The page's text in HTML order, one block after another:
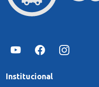
Institucional